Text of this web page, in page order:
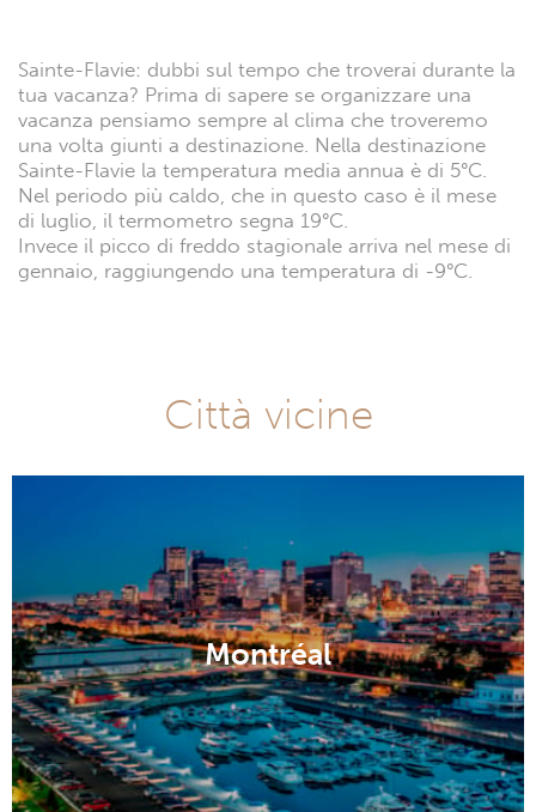
Sainte-Flavie: dubbi sul tempo che troverai durante la
tua vacanza? Prima di sapere se organizzare una
vacanza pensiamo sempre al clima che troveremo
una volta giunti a destinazione. Nella destinazione
Sainte-Flavie la temperatura media annua è di 5°C.
Nel periodo più caldo, che in questo caso è il mese
di luglio, il termometro segna 19°C.
Invece il picco di freddo stagionale arriva nel mese di
gennaio, raggiungendo una temperatura di -9°C.
Città vicine
Montréal